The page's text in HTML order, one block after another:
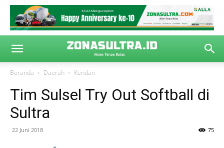
Beranda Daerah Kendari
Tim Sulsel Try Out Softball di
Sultra
22 Juni 2018 75